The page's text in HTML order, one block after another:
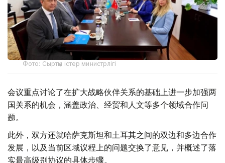
Фото: Сыртқы істер министрлігі
会议重点讨论了在扩大战略伙伴关系的基础上进一步加强两
国关系的机会，涵盖政治、经贸和人文等多个领域合作问
题。
此外，双方还就哈萨克斯坦和土耳其之间的双边和多边合作
发展，以及当前区域议程上的问题交换了意见，并概述了落
实最高级别协议的具体步骤。